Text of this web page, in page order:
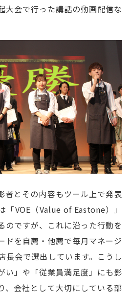
大会で行った講話の動画配信な
者とその内容もツール上で発表
「VOE（Value of Eastone）」
のですが、これに沿った行動を
ドを自薦・他薦で毎月マネージ
長会で選出しています。こうし
い」や「従業員満足度」にも影
、会社として大切にしている部